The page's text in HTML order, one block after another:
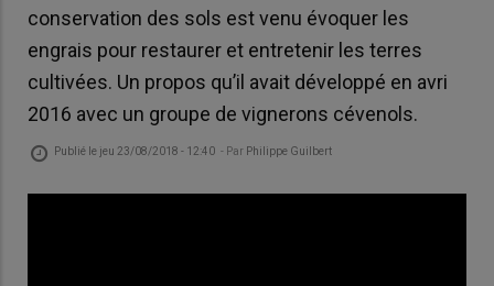
conservation des sols est venu évoquer les
engrais pour restaurer et entretenir les terres
cultivées. Un propos qu’il avait développé en avri
2016 avec un groupe de vignerons cévenols.
Publié le jeu 23/08/2018 - 12:40 - Par Philippe Guilbert